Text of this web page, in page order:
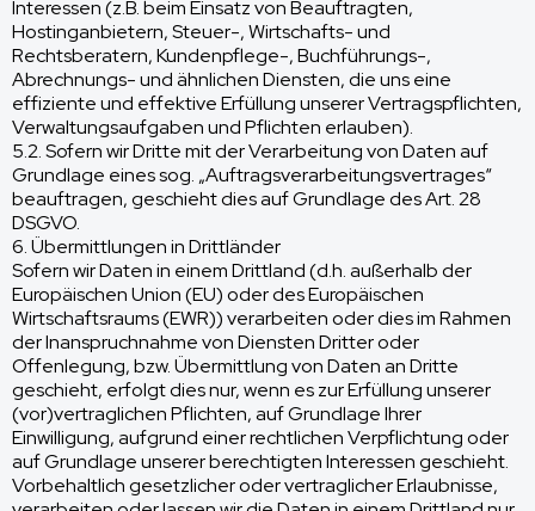
Interessen (z.B. beim Einsatz von Beauftragten,
Hostinganbietern, Steuer-, Wirtschafts- und
Rechtsberatern, Kundenpflege-, Buchführungs-,
Abrechnungs- und ähnlichen Diensten, die uns eine
effiziente und effektive Erfüllung unserer Vertragspflichten,
Verwaltungsaufgaben und Pflichten erlauben).
5.2. Sofern wir Dritte mit der Verarbeitung von Daten auf
Grundlage eines sog. „Auftragsverarbeitungsvertrages“
beauftragen, geschieht dies auf Grundlage des Art. 28
DSGVO.
6. Übermittlungen in Drittländer
Sofern wir Daten in einem Drittland (d.h. außerhalb der
Europäischen Union (EU) oder des Europäischen
Wirtschaftsraums (EWR)) verarbeiten oder dies im Rahmen
der Inanspruchnahme von Diensten Dritter oder
Offenlegung, bzw. Übermittlung von Daten an Dritte
geschieht, erfolgt dies nur, wenn es zur Erfüllung unserer
(vor)vertraglichen Pflichten, auf Grundlage Ihrer
Einwilligung, aufgrund einer rechtlichen Verpflichtung oder
auf Grundlage unserer berechtigten Interessen geschieht.
Vorbehaltlich gesetzlicher oder vertraglicher Erlaubnisse,